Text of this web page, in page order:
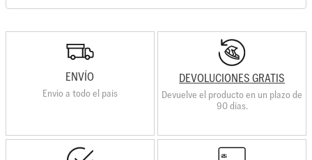
ENVÍO
Envio a todo el país
DEVOLUCIONES GRATIS
Devuelve el producto en un plazo de
90 días.